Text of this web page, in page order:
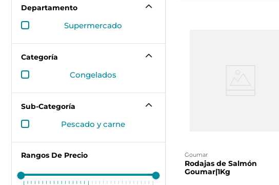
Departamento
supermercado
Categoría
congelados
Sub-Categoría
pescado y carne
Rangos De Precio goumar
Rodajas de Salmón
Goumar|1Kg